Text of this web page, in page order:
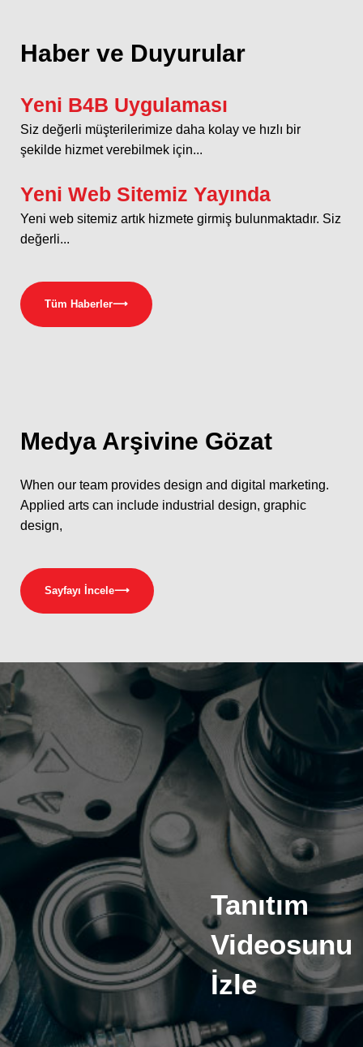
Haber ve Duyurular
Yeni B4B Uygulaması
Siz değerli müşterilerimize daha kolay ve hızlı bir
şekilde hizmet verebilmek için...
Yeni Web Sitemiz Yayında
Yeni web sitemiz artık hizmete girmiş bulunmaktadır. Siz
değerli...
Tüm Haberler⟶
Medya Arşivine Gözat
When our team provides design and digital marketing.
Applied arts can include industrial design, graphic
design,
Sayfayı İncele⟶
Tanıtım
Videosunu
İzle